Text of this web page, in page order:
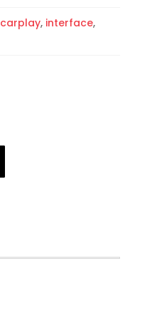
carplay, interface,